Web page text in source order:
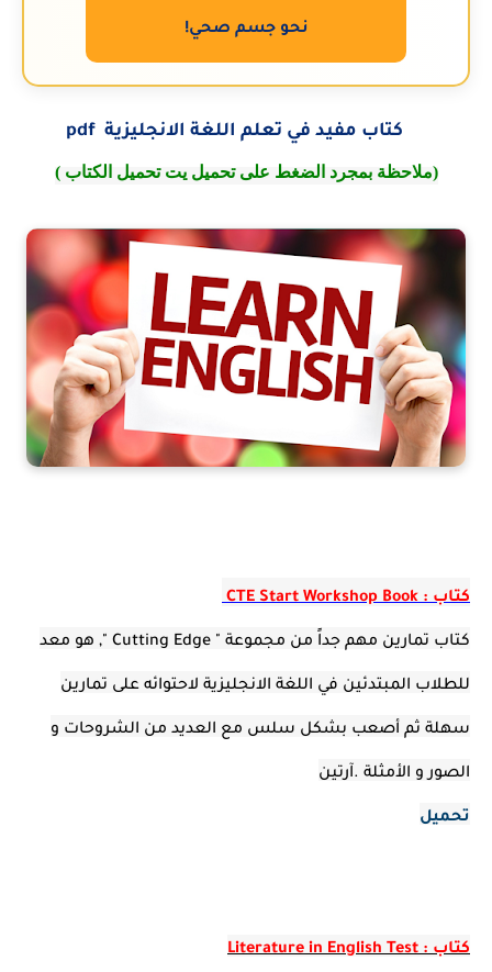
نحو جسم صحي!
(ملاحظة بمجرد الضغط على تحميل يت تحميل الكتاب )
كتاب : CTE Start Workshop Book
كتاب تمارين مهم جداً من مجموعة " Cutting Edge ", هو معد
للطلاب المبتدئين في اللغة الانجليزية لاحتوائه على تمارين
سهلة ثم أصعب بشكل سلس مع العديد من الشروحات و
الصور و الأمثلة .آرتين
تحميل
كتاب : Literature in English Test